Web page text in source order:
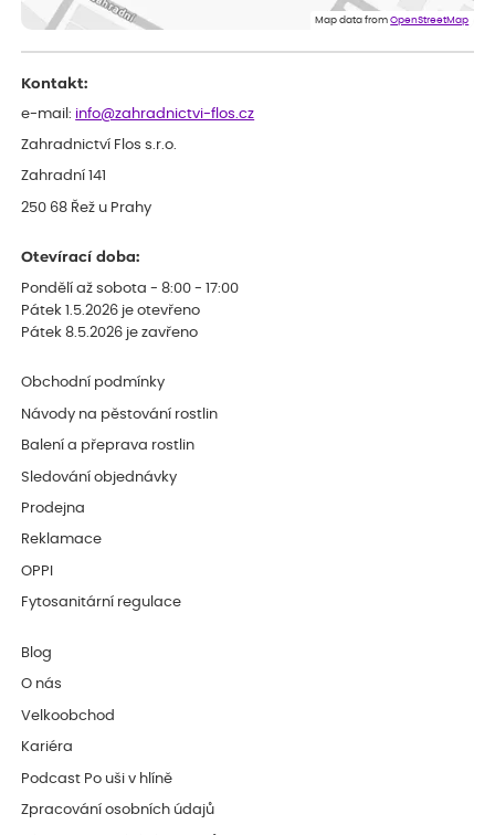
Map data fromOpenStreetMap
Kontakt:
e-mail: info@zahradnictvi-flos.cz
Zahradnictví Flos s.r.o.
Zahradní 141
250 68 Řež u Prahy
Otevírací doba:
Pondělí až sobota - 8:00 - 17:00
Pátek 1.5.2026 je otevřeno
Pátek 8.5.2026 je zavřeno
Obchodní podmínky
Návody na pěstování rostlin
Balení a přeprava rostlin
Sledování objednávky
Prodejna
Reklamace
OPPI
Fytosanitární regulace
Blog
O nás
Velkoobchod
Kariéra
Podcast Po uši v hlíně
Zpracování osobních údajů